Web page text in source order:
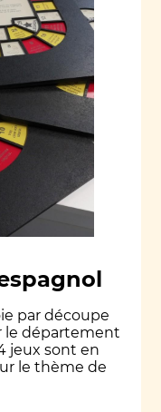
par découpe
le département
jeux sont en
le thème de